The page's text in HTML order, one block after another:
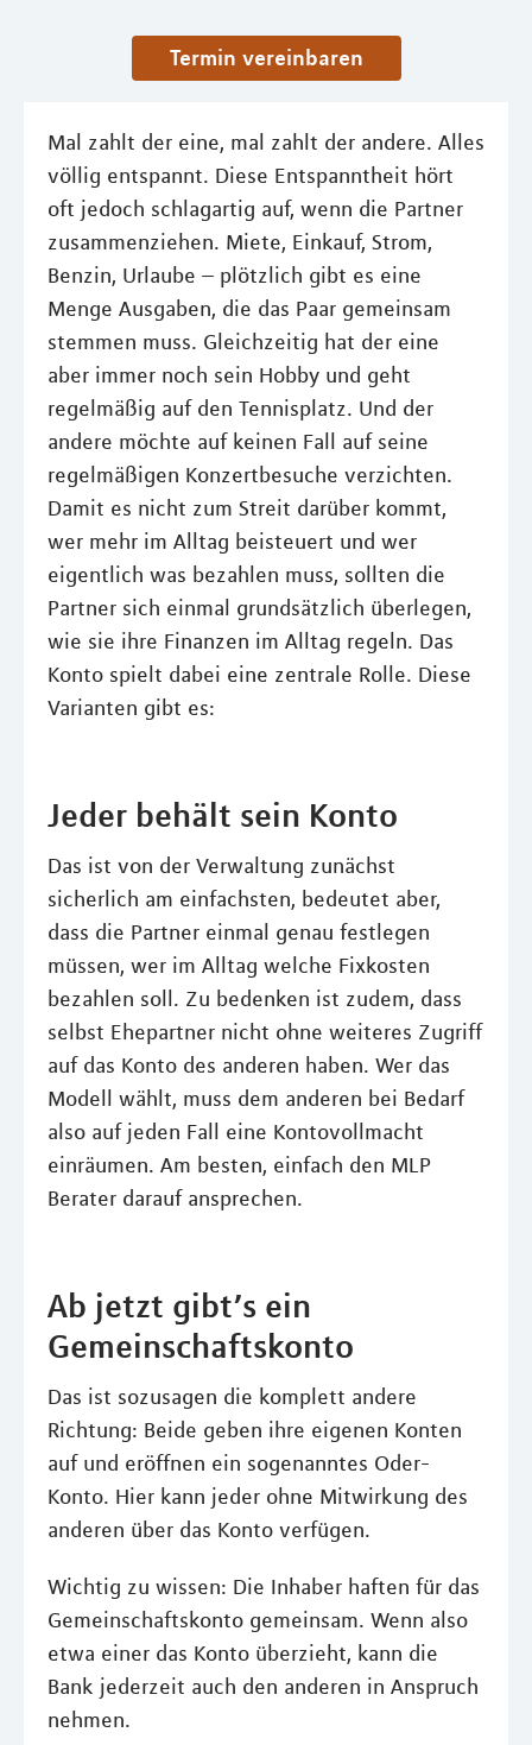
Termin vereinbaren
Mal zahlt der eine, mal zahlt der andere. Alles
völlig entspannt. Diese Entspanntheit hört
oft jedoch schlagartig auf, wenn die Partner
zusammenziehen. Miete, Einkauf, Strom,
Benzin, Urlaube – plötzlich gibt es eine
Menge Ausgaben, die das Paar gemeinsam
stemmen muss. Gleichzeitig hat der eine
aber immer noch sein Hobby und geht
regelmäßig auf den Tennisplatz. Und der
andere möchte auf keinen Fall auf seine
regelmäßigen Konzertbesuche verzichten.
Damit es nicht zum Streit darüber kommt,
wer mehr im Alltag beisteuert und wer
eigentlich was bezahlen muss, sollten die
Partner sich einmal grundsätzlich überlegen,
wie sie ihre Finanzen im Alltag regeln. Das
Konto spielt dabei eine zentrale Rolle. Diese
Varianten gibt es:
Jeder behält sein Konto
Das ist von der Verwaltung zunächst
sicherlich am einfachsten, bedeutet aber,
dass die Partner einmal genau festlegen
müssen, wer im Alltag welche Fixkosten
bezahlen soll. Zu bedenken ist zudem, dass
selbst Ehepartner nicht ohne weiteres Zugriff
auf das Konto des anderen haben. Wer das
Modell wählt, muss dem anderen bei Bedarf
also auf jeden Fall eine Kontovollmacht
einräumen. Am besten, einfach den MLP
Berater darauf ansprechen.
Ab jetzt gibt’s ein
Gemeinschaftskonto
Das ist sozusagen die komplett andere
Richtung: Beide geben ihre eigenen Konten
auf und eröffnen ein sogenanntes Oder-
Konto. Hier kann jeder ohne Mitwirkung des
anderen über das Konto verfügen.
Wichtig zu wissen: Die Inhaber haften für das
Gemeinschaftskonto gemeinsam. Wenn also
etwa einer das Konto überzieht, kann die
Bank jederzeit auch den anderen in Anspruch
nehmen.